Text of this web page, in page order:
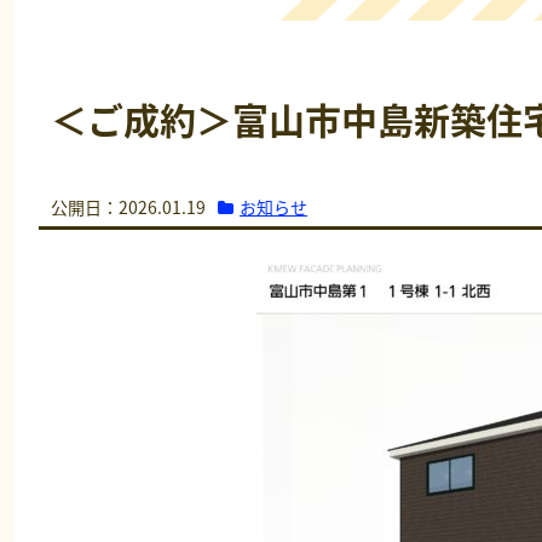
＜ご成約＞富山市中島新築住
公開日：2026.01.19 お知らせ